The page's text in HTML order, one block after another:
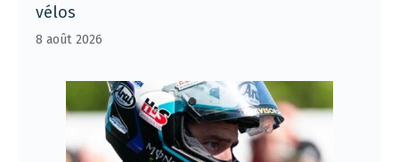
vélos
8 août 2026